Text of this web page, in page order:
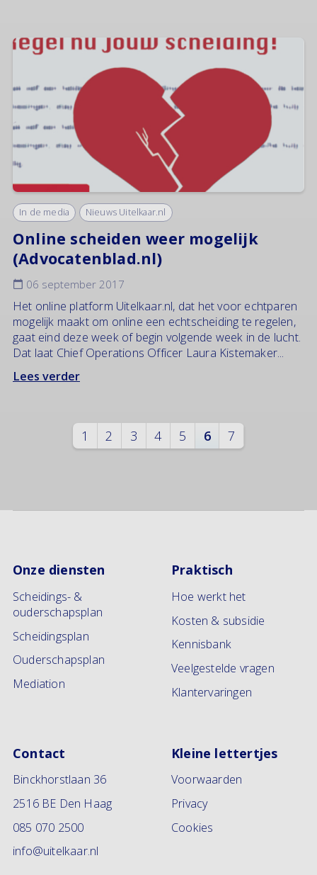
In de media Nieuws Uitelkaar.nl
Online scheiden weer mogelijk
(Advocatenblad.nl)
06 september 2017
Het online platform Uitelkaar.nl, dat het voor echtparen
mogelijk maakt om online een echtscheiding te regelen,
gaat eind deze week of begin volgende week in de lucht.
Dat laat Chief Operations Officer Laura Kistemaker...
Lees verder
1 2 3 4 5 6 7
Onze diensten
Scheidings- &
ouderschapsplan
Scheidingsplan
Ouderschapsplan
Mediation
Praktisch
Hoe werkt het
Kosten & subsidie
Kennisbank
Veelgestelde vragen
Klantervaringen
Contact
Binckhorstlaan 36
2516 BE Den Haag
085 070 2500
info@uitelkaar.nl
Kleine lettertjes
Voorwaarden
Privacy
Cookies